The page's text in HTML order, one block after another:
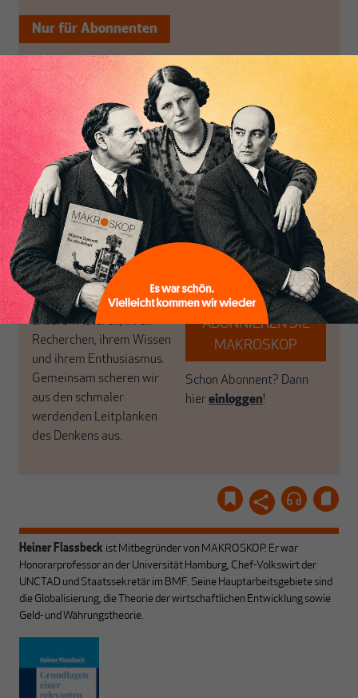
Inhaltsverzeichnis
Nur für Abonnenten
MAKROSKOP analysiert
wirtschaftspolitische
Themen aus einer
postkeynesianischen
Perspektive und ist damit
in Deutschland einzigartig.
MAKROSKOP steht für
das große Ganze. Wir
haben einen Blick auf
Geld, Wirtschaft und
Politik, den Sie so
woanders nicht finden.
Dabei leben wir von
unseren Autoren, ihren
Recherchen, ihrem Wissen
und ihrem Enthusiasmus.
Gemeinsam scheren wir
aus den schmaler
werdenden Leitplanken
des Denkens aus.
Wir verlassen die
journalistische Filterblase,
in der sich viele
eingerichtet haben. Wir
öffnen Fenster und
bringen frische Luft in die
engen und verstaubten
Debattenräume.
Brauchen Sie auch frische
Luft? Dann folgen Sie
einfach dem Button.
ABONNIEREN SIE
MAKROSKOP
Schon Abonnent? Dann
hiereinloggen!
Heiner Flassbeck ist Mitbegründer von MAKROSKOP. Er war
Honorarprofessor an der Universität Hamburg, Chef-Volkswirt der
UNCTAD und Staatssekretär im BMF. Seine Hauptarbeitsgebiete sind
die Globalisierung, die Theorie der wirtschaftlichen Entwicklung sowie
Geld- und Währungstheorie.